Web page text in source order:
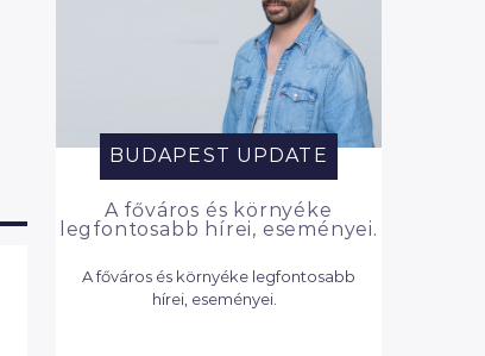
BUDAPEST UPDATE
A főváros és környéke
legfontosabb hírei, eseményei.
A főváros és környéke legfontosabb